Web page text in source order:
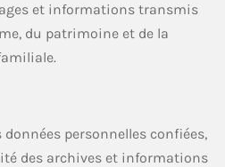
et informations transmis
du patrimoine et de la
données personnelles confiées,
des archives et informations